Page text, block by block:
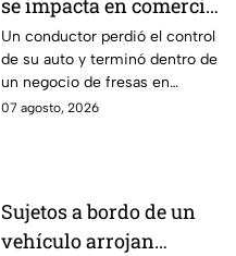
se impacta en comercio
de fresas durante la
noche; esto sabemos
Un conductor perdió el control
de su auto y terminó dentro de
un negocio de fresas en
Carrizalito, Irapuato
07 agosto, 2026
Sujetos a bordo de un
vehículo arrojan